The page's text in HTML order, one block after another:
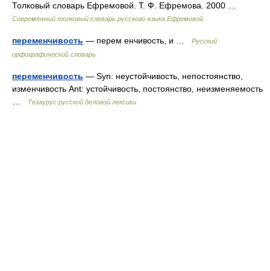
Толковый словарь Ефремовой. Т. Ф. Ефремова. 2000 …
Современный толковый словарь русского языка Ефремовой
переменчивость — перем енчивость, и …
Русский
орфографический словарь
переменчивость — Syn: неустойчивость, непостоянство,
изменчивость Ant: устойчивость, постоянство, неизменяемость
Тезаурус русской деловой лексики